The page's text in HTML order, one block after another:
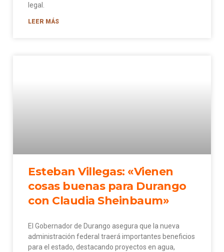
legal.
LEER MÁS
Esteban Villegas: «Vienen
cosas buenas para Durango
con Claudia Sheinbaum»
El Gobernador de Durango asegura que la nueva
administración federal traerá importantes beneficios
para el estado, destacando proyectos en agua,